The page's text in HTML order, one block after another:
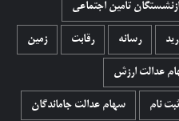
تامین اجتماعی
رسانه رقابت زمین
عدالت ارزش
نام سهام عدالت جاماندگان